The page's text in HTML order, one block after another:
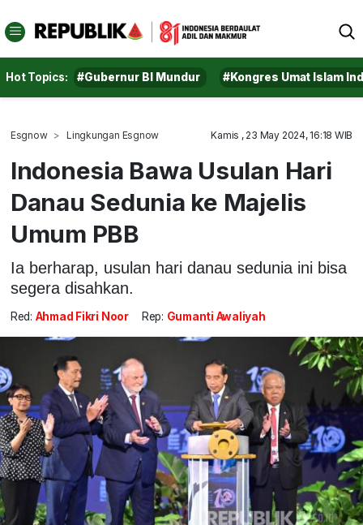
Hot Topics: #Gubernur BI Mundur #Kongres Umat Islam
Esgnow Lingkungan Esgnow Kamis , 23 May 2024, 16:18 WIB
Indonesia Bawa Usulan Hari
Danau Sedunia ke Majelis
Umum PBB
Ia berharap, usulan hari danau sedunia ini bisa
segera disahkan.
Red: Ahmad Fikri Noor Rep: Gumanti Awaliyah